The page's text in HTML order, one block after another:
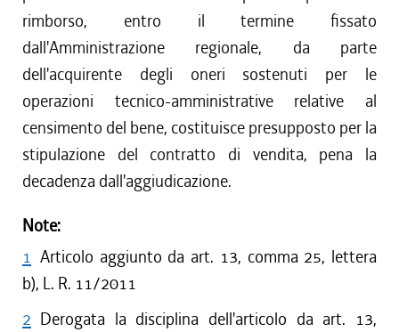
rimborso, entro il termine fissato
dall'Amministrazione regionale, da parte
dell'acquirente degli oneri sostenuti per le
operazioni tecnico-amministrative relative al
censimento del bene, costituisce presupposto per la
stipulazione del contratto di vendita, pena la
decadenza dall'aggiudicazione.
Note:
1 Articolo aggiunto da art. 13, comma 25, lettera
b), L. R. 11/2011
2 Derogata la disciplina dell'articolo da art. 13,